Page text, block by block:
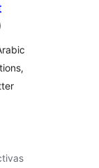
total
)